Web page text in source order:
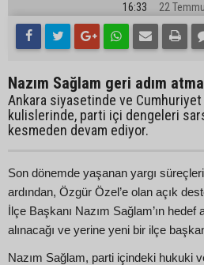
16:33 22
Nazım Sağlam geri adım
Ankara siyasetinde ve
kulislerinde, parti içi dengeleri
kesmeden devam ediyor.
Son dönemde yaşanan yargı
ardından, Özgür Özel’e olan açık
İlçe Başkanı Nazım Sağlam’ın hedef
alınacağı ve yerine yeni bir ilçe
Nazım Sağlam, parti içindeki hukuki